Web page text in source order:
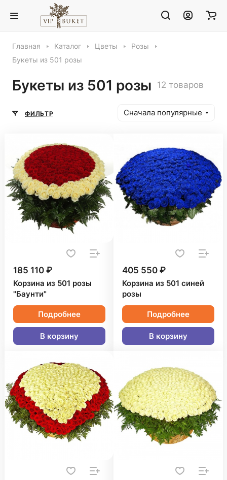
Главная Каталог Цветы
Розы
Букеты из 501 розы
Букеты из 501 розы 12 товаров
ФИЛЬТР Сначала популярные
185 110 ₽
Корзина из 501 розы
"Баунти"
Подробнее
В корзину
405 550 ₽
Корзина из 501 синей
розы
Подробнее
В корзину